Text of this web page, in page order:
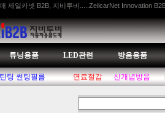
제일카넷 B2B, 지비투비.....ZeilcarNet Innovation
튜닝용품 LED관련 방음용품
팅.썬팅필름 연료절감 신개념방음